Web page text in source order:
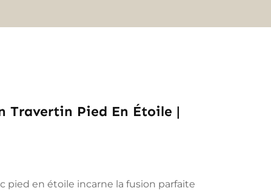
Travertin Pied En Étoile |
pied en étoile incarne la fusion parfaite